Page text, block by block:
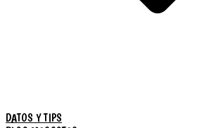
DATOS Y TIPS